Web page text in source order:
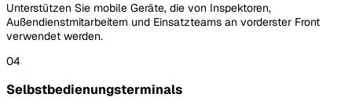
Unterstützen Sie mobile Geräte, die von Inspektoren,
Außendienstmitarbeitern und Einsatzteams an vorderster Front
verwendet werden.
04
Selbstbedienungsterminals